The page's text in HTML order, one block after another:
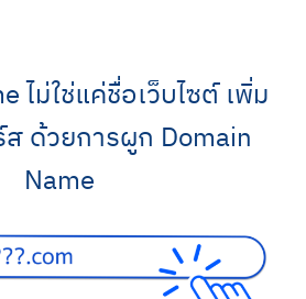
ไม่ใช่แค่ชื่อเว็บไซต์ เพิ่ม
ด้วยการผูก Domain
Name